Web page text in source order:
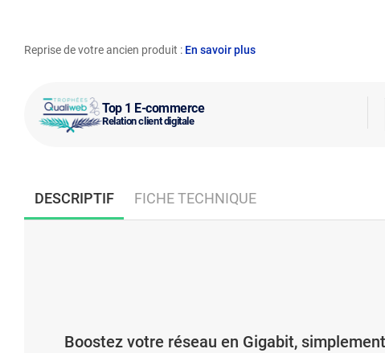
Top 1 E-commerce
Relation client digitale
Reprise de votre ancien produit : En savoir plus
DESCRIPTIF FICHE TECHNIQUE
Boostez votre réseau en Gigabit,